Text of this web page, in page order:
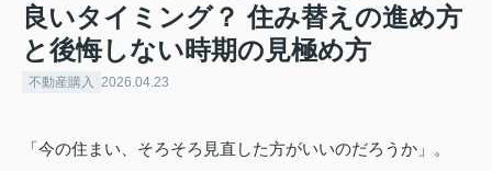
良いタイミング？ 住み替えの進め方
と後悔しない時期の見極め方
不動産購入 2026.04.23
「今の住まい、そろそろ見直した方がいいのだろうか」。